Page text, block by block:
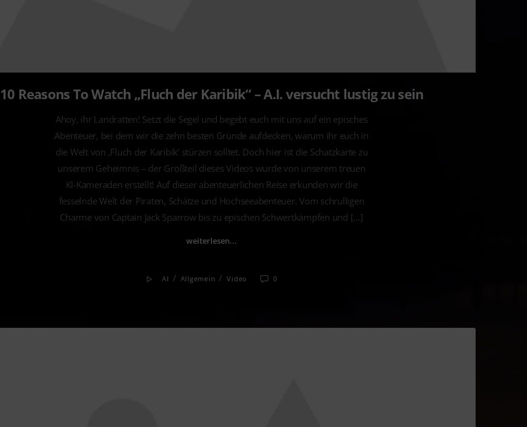
10 Reasons To Watch „Fluch der Karibik“ – A.I. versucht lustig zu sein
Ahoy, ihr Landratten! Setzt die Segel und begebt euch mit uns auf ein episches
Abenteuer, bei dem wir die zehn besten Gründe aufdecken, warum ihr euch in
die Welt von ‚Fluch der Karibik‘ stürzen solltet. Doch hier ist die Schatzkarte zu
unserem Geheimnis – der Großteil dieses Videos wurde von unserem treuen
KI-Kameraden erstellt! Auf dieser abenteuerlichen Reise erkunden wir die
fesselnde Welt der Piraten, Schätze und Hochseeabenteuer. Vom schrulligen
Charme von Captain Jack Sparrow bis zu epischen Schwertkämpfen und […]
weiterlesen...
AI / Allgemein /Video 0